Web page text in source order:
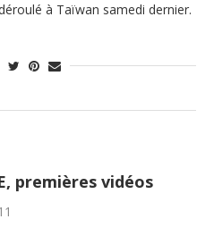
à Taïwan samedi dernier.
premières vidéos